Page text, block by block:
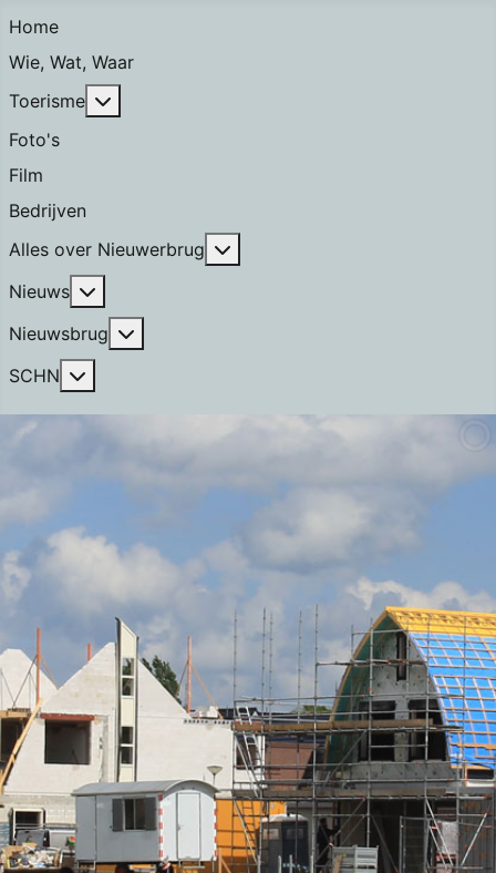
Home
Wie, Wat, Waar
Toerisme
Foto's
Film
Bedrijven
Alles over Nieuwerbrug
Nieuws
Nieuwsbrug
SCHN